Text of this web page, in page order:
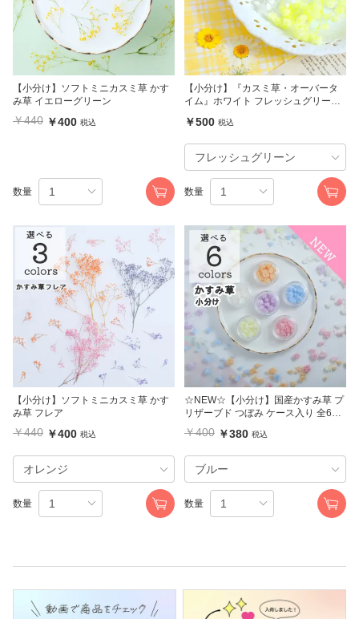
【小分け】ソフトミニカスミ草 かす
み草 イエローグリーン
￥440 ￥400 税込
数量
【小分け】『カスミ草・オーバータ
イム』ホワイト フレッシュグリーン
￥500 税込
数量
【小分け】ソフトミニカスミ草 かす
み草 フレア
￥440 ￥400 税込
数量
☆NEW☆【小分け】国産かすみ草 プ
リザーブド つぼみ ケース入り 全6色
レジン封入花材
￥400 ￥380 税込
数量